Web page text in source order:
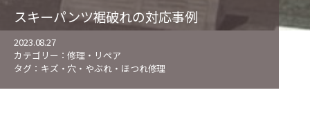
スキーパンツ裾破れの対応事例
2023.08.27
カテゴリー：修理・リペア
タグ： キズ・穴・やぶれ・ほつれ修理